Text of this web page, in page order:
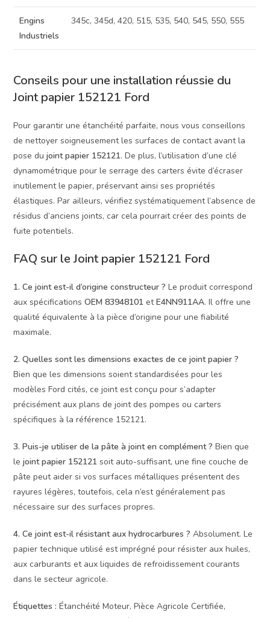
Engins
Industriels
345c, 345d, 420, 515, 535, 540, 545, 550, 555
Conseils pour une installation réussie du
Joint papier 152121 Ford
Pour garantir une étanchéité parfaite, nous vous conseillons
de nettoyer soigneusement les surfaces de contact avant la
pose dujoint papier 152121. De plus, l’utilisation d’une clé
dynamométrique pour le serrage des carters évite d’écraser
inutilement le papier, préservant ainsi ses propriétés
élastiques. Par ailleurs, vérifiez systématiquement l’absence de
résidus d’anciens joints, car cela pourrait créer des points de
fuite potentiels.
FAQ sur le Joint papier 152121 Ford
1. Ce joint est-il d’origine constructeur ? Le produit correspond
aux spécificationsOEM 83948101 etE4NN911AA. Il offre une
qualité équivalente à la pièce d’origine pour une fiabilité
maximale.
2. Quelles sont les dimensions exactes de ce joint papier ?
Bien que les dimensions soient standardisées pour les
modèles Ford cités, ce joint est conçu pour s’adapter
précisément aux plans de joint des pompes ou carters
spécifiques à la référence 152121.
3. Puis-je utiliser de la pâte à joint en complément ? Bien que
lejoint papier 152121 soit auto-suffisant, une fine couche de
pâte peut aider si vos surfaces métalliques présentent des
rayures légères, toutefois, cela n’est généralement pas
nécessaire sur des surfaces propres.
4. Ce joint est-il résistant aux hydrocarbures ? Absolument. Le
papier technique utilisé est imprégné pour résister aux huiles,
aux carburants et aux liquides de refroidissement courants
dans le secteur agricole.
Étiquettes : Étanchéité Moteur, Pièce Agricole Certifiée,